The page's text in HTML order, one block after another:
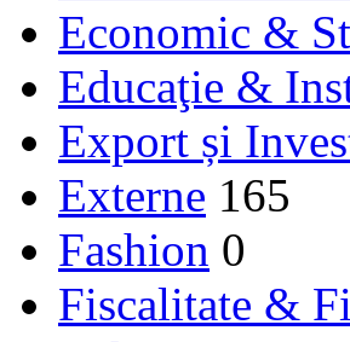
Economic &
Educaţie &
Export și
Externe 165
Fashion 0
Fiscalitate &